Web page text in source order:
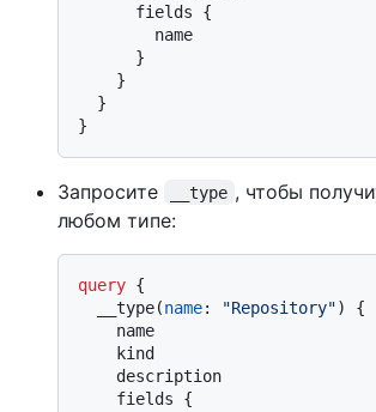
      fields
{
}
}
}
}
Запросите __type , чтобы
любом типе:
query {
  __type
(name: "Repository")
{
    fields
{